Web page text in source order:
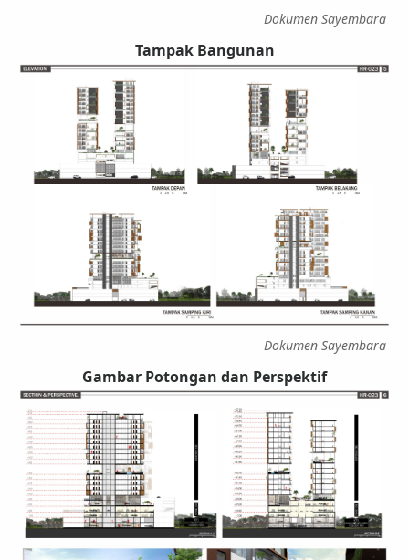
Dokumen Sayembara
Tampak Bangunan
Dokumen Sayembara
Gambar Potongan dan Perspektif